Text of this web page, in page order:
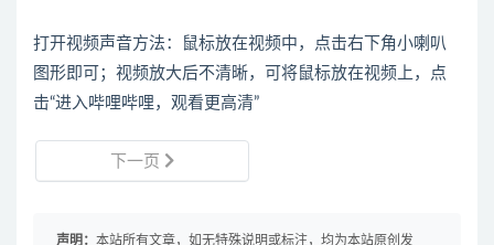
打开视频声音方法：鼠标放在视频中，点击右下角小喇叭
图形即可；视频放大后不清晰，可将鼠标放在视频上，点
击“进入哔哩哔哩，观看更高清”
下一页
声明： 本站所有文章，如无特殊说明或标注，均为本站原创发